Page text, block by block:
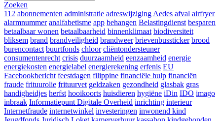
Zoeken
112 abonnementen administratie adreswijzigingAedes afval airfryer
alarmnummer analfabetisme app behangen Belastingdienst besparen
betaalbaar wonen betaalbaarheid binnenklimaat biodiversiteit
bliksem brand brandveiligheid brandweer brievenbussticker brood
burencontact buurtfonds chloor cliëntondersteuner
consumentenrecht crisis duurzaamheid eenzaamheid energie
energiekosten energielabel energierekening erfenis EU
Facebookbericht feestdagen filippine financiële hulp financiën
fraude frituurolie frituurvet geldzaken gezondheid glasbak gras
handigheidjes herfst hooikoorts huisdieren hygiëne iDin IDO imago
inbraak Informatiepunt Digitale Overheid inrichting interieur
Internetfraude internetwinkel investeringen inwonend kind